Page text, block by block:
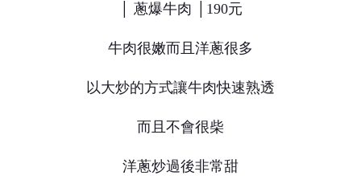
│ 蔥爆牛肉 │190元
牛肉很嫩而且洋蔥很多
以大炒的方式讓牛肉快速熟透
而且不會很柴
洋蔥炒過後非常甜